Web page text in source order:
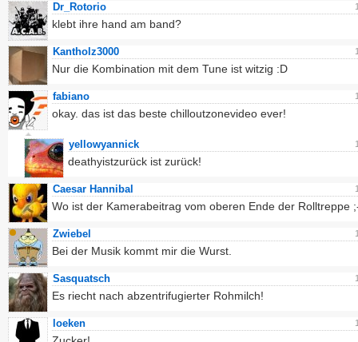
Dr_Rotorio
klebt ihre hand am band?
Kantholz3000
Nur die Kombination mit dem Tune ist witzig :D
fabiano
okay. das ist das beste chilloutzonevideo ever!
yellowyannick
deathyistzurück ist zurück!
Caesar Hannibal
Wo ist der Kamerabeitrag vom oberen Ende der Rolltreppe
Zwiebel
Bei der Musik kommt mir die Wurst.
Sasquatsch
Es riecht nach abzentrifugierter Rohmilch!
loeken